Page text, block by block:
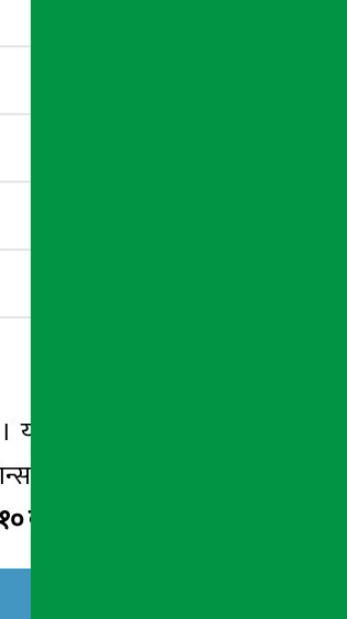
। यस कम्पनीको सेयर मूल्य ४
तेह्रथुम पावर कम्पनी, साना
कम्पनीहरुको सूचीः